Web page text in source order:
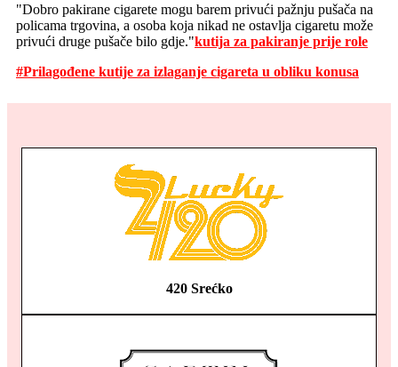
"Dobro pakirane cigarete mogu barem privući pažnju pušača na
policama trgovina, a osoba koja nikad ne ostavlja cigaretu može
privući druge pušače bilo gdje."kutija za pakiranje prije role
#Prilagođene kutije za izlaganje cigareta u obliku konusa
420 Srećko